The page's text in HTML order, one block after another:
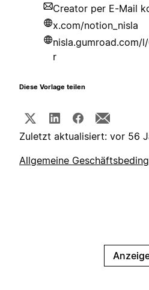
Creator per E-Mail
x.com/notion_nisla
nisla.gumroad.com/
r
Diese Vorlage teilen
Zuletzt aktualisiert: vor 56
Allgemeine